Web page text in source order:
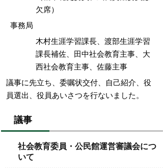
欠席）
事務局
木村生涯学習課長、渡部生涯学習
課長補佐、田中社会教育主事、大
西社会教育主事、佐藤主事
議事に先立ち、委嘱状交付、自己紹介、役
員選出、役員あいさつを行ないました。
議事
社会教育委員・公民館運営審議会につ
いて